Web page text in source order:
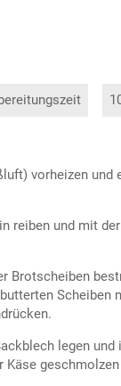
vorheizen
reiben und mit
Brotscheiben
Scheiben
legen
Käse